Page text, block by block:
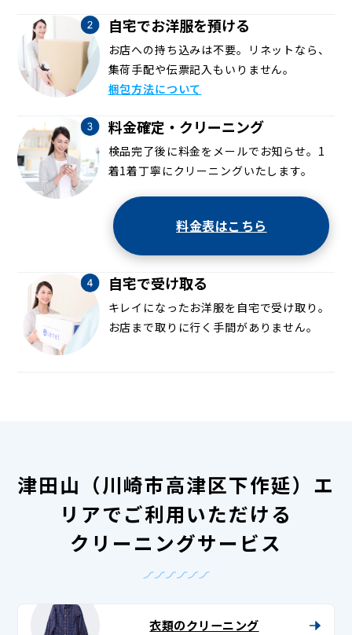
自宅でお洋服を預ける
お店への持ち込みは不要。リネットなら、
集荷手配や伝票記入もいりません。
梱包方法について
料金確定・クリーニング
検品完了後に料金をメールでお知らせ。1
着1着丁寧にクリーニングいたします。
料金表はこちら
自宅で受け取る
キレイになったお洋服を自宅で受け取り。
お店まで取りに行く手間がありません。
津田山（川崎市高津区下作延）エ
リアでご利用いただける
クリーニングサービス
衣類のクリーニング